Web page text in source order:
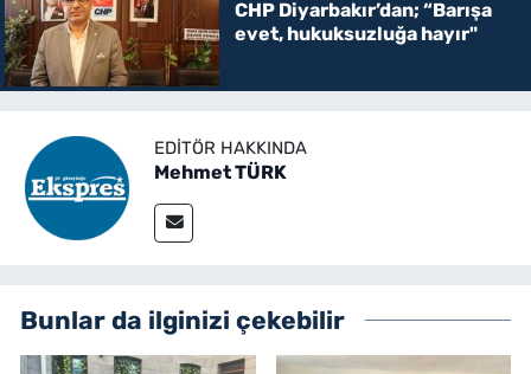
CHP Diyarbakır’dan; “Barışa
evet, hukuksuzluğa hayır"
EDITÖR HAKKINDA
Mehmet TÜRK
Bunlar da ilginizi çekebilir